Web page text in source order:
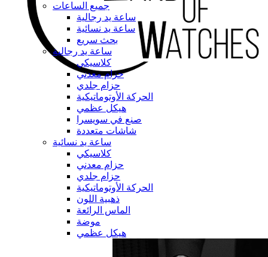
جميع الساعات
ساعة يد رجالية
ساعة يد نسائية
بحث سريع
ساعة يد رجالية
كلاسيكي
حزام معدني
حزام جلدي
الحركة الأوتوماتيكية
هيكل عظمي
صنع في سويسرا
شاشات متعددة
ساعة يد نسائية
كلاسيكي
حزام معدني
حزام جلدي
الحركة الأوتوماتيكية
ذهبية اللون
الماس الرائعة
موضة
هيكل عظمي